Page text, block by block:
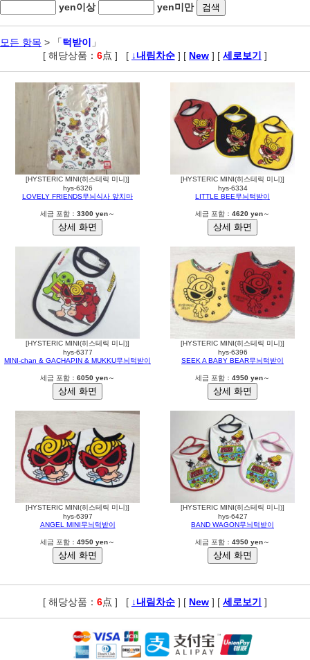
yen이상
yen미만
모든 항목 > 「턱받이
」
[ 해당상품： 6点 ] [ ↓내림차순 ] [ New ] [ 세로보기 ]
[HYSTERIC MINI(히스테릭 미니)]
hys-6326
LOVELY FRIENDS무늬식사 앞치마
세금 포함： 3300 yen～
[HYSTERIC MINI(히스테릭 미니)]
hys-6334
LITTLE BEE무늬턱받이
세금 포함： 4620 yen～
[HYSTERIC MINI(히스테릭 미니)]
hys-6377
MINI-chan & GACHAPIN & MUKKU무늬턱받이
세금 포함： 6050 yen～
[HYSTERIC MINI(히스테릭 미니)]
hys-6396
SEEK A BABY BEAR무늬턱받이
세금 포함： 4950 yen～
[HYSTERIC MINI(히스테릭 미니)]
hys-6397
ANGEL MINI무늬턱받이
세금 포함： 4950 yen～
[HYSTERIC MINI(히스테릭 미니)]
hys-6427
BAND WAGON무늬턱받이
세금 포함： 4950 yen～
[ 해당상품： 6点 ] [ ↓내림차순 ] [ New ] [ 세로보기 ]